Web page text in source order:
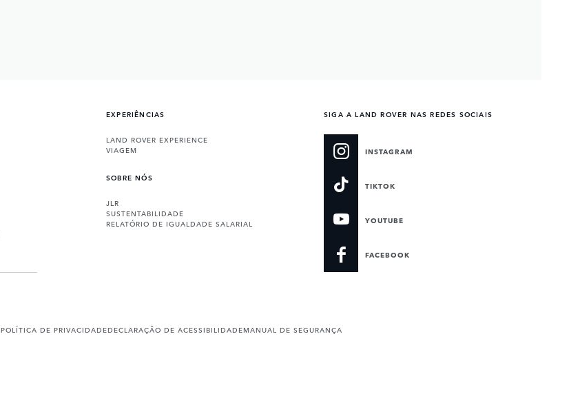
EXPERIÊNCIAS
LAND ROVER EXPERIENCE
VIAGEM
SOBRE NÓS
JLR
SUSTENTABILIDADE
RELATÓRIO DE IGUALDADE SALARIAL
SIGA A LAND ROVER NAS REDES SOCIAIS
INSTAGRAM
TIKTOK
YOUTUBE
FACEBOOK
POLÍTICA DE PRIVACIDADEDECLARAÇÃO DE ACESSIBILIDADEMANUAL DE SEGURANÇA